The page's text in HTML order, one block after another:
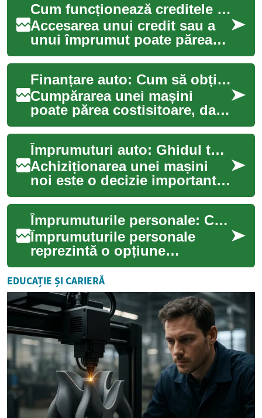
Cum funcționează creditele și împrumuturile personale
Accesarea unui credit sau a
unui împrumut poate părea
complicată pentru mulți
dintre cei care nu au
experiență în dom...
Finanțare auto: Cum să obții mașina visurilor tale
Cumpărarea unei mașini
poate părea costisitoare, dar
finanțarea corectă transformă
visul în realitate. Acest ghid
exp...
Împrumuturi auto: Ghidul tău complet pentru finanțarea mașinii visurilor tale
Achiziționarea unei mașini
noi este o decizie importantă,
iar pentru mulți români,
împrumuturile auto reprezintă
o so...
Împrumuturile personale: Ce sunt și cum funcționează
Împrumuturile personale
reprezintă o opțiune
financiară populară pentru
mulți români care au nevoie
de bani pentru di...
EDUCAȚIE ȘI CARIERĂ